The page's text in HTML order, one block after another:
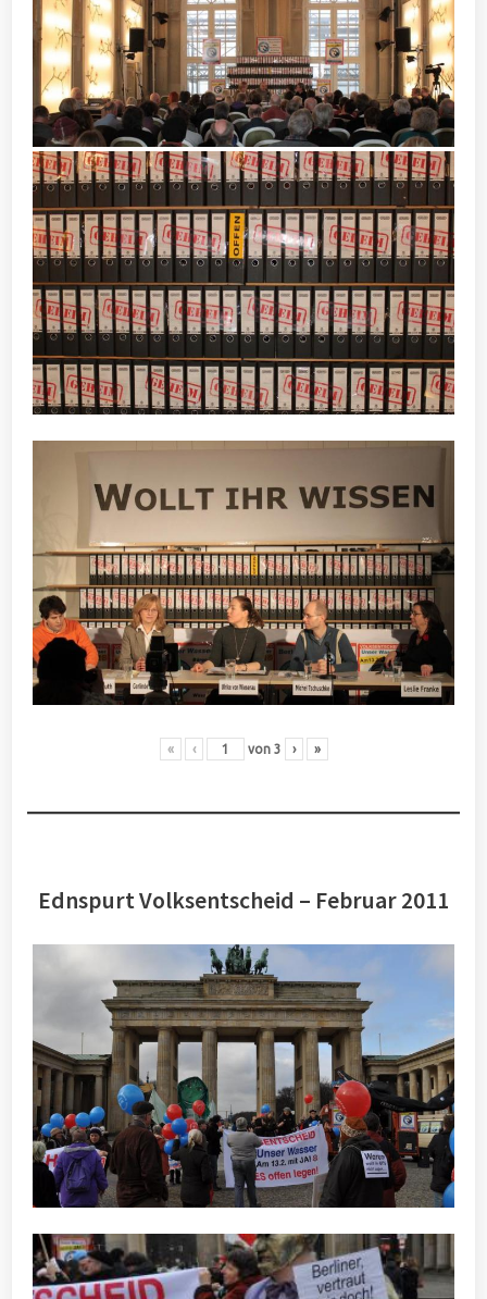
« ‹ von 3 › »
Ednspurt Volksentscheid – Februar 2011